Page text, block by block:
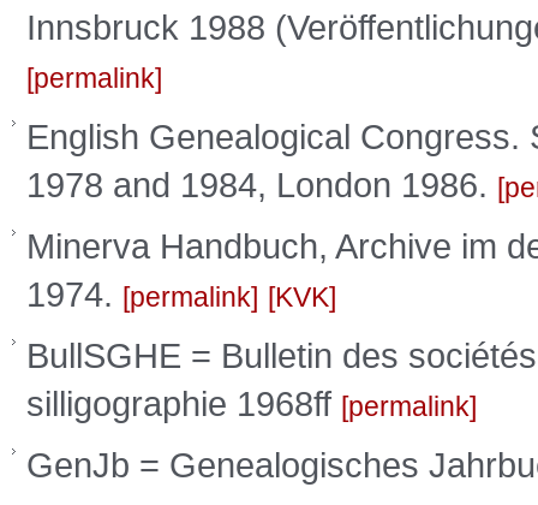
Innsbruck 1988
permalink
English Genealogical
1978 and 1984, London 1986.
Minerva Handbuch, Archive im
1974.
permalink KVK
BullSGHE = Bulletin des
silligographie 1968ff permalink
GenJb = Genealogisches